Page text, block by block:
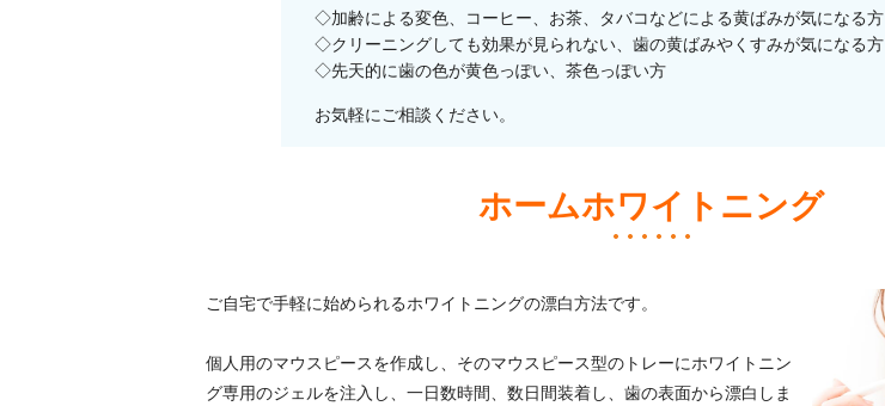
◇加齢による変色、コーヒー、お茶、タバコなどによる黄ばみが気になる方
◇クリーニングしても効果が見られない、歯の黄ばみやくすみが気になる方
◇先天的に歯の色が黄色っぽい、茶色っぽい方
お気軽にご相談ください。
ホームホワイトニング
ご自宅で手軽に始められるホワイトニングの漂白方法です。
個人用のマウスピースを作成し、そのマウスピース型のトレーにホワイトニン
グ専用のジェルを注入し、一日数時間、数日間装着し、歯の表面から漂白しま